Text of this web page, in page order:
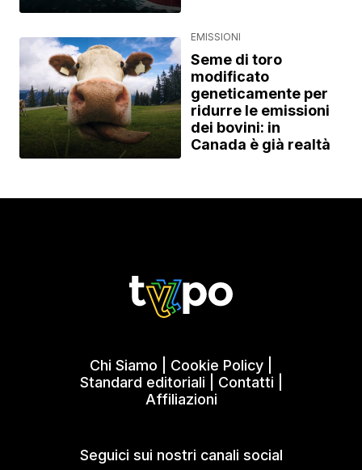
EMISSIONI
Seme di toro
modificato
geneticamente per
ridurre le emissioni
dei bovini: in
Canada è già realtà
Chi Siamo Cookie Policy
Standard editoriali
Contatti
Affiliazioni
Seguici sui nostri canali social